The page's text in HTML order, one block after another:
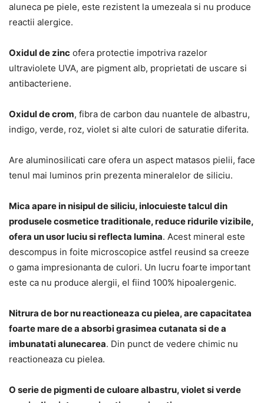
aluneca pe piele, este rezistent la umezeala si nu produce
reactii alergice.
Oxidul de zinc ofera protectie impotriva razelor
ultraviolete UVA, are pigment alb, proprietati de uscare si
antibacteriene.
Oxidul de crom, fibra de carbon dau nuantele de albastru,
indigo, verde, roz, violet si alte culori de saturatie diferita.
Are aluminosilicati care ofera un aspect matasos pielii, face
tenul mai luminos prin prezenta mineralelor de siliciu.
Mica apare in nisipul de siliciu, inlocuieste talcul din
produsele cosmetice traditionale, reduce ridurile vizibile,
ofera un usor luciu si reflecta lumina. Acest mineral este
descompus in foite microscopice astfel reusind sa creeze
o gama impresionanta de culori. Un lucru foarte important
este ca nu produce alergii, el fiind 100% hipoalergenic.
Nitrura de bor nu reactioneaza cu pielea, are capacitatea
foarte mare de a absorbi grasimea cutanata si de a
imbunatati alunecarea. Din punct de vedere chimic nu
reactioneaza cu pielea.
O serie de pigmenti de culoare albastru, violet si verde